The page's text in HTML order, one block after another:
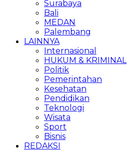
Surabaya
Bali
MEDAN
Palembang
LAINNYA
Internasional
HUKUM & KRIMINAL
Politik
Pemerintahan
Kesehatan
Pendidikan
Teknologi
Wisata
Sport
Bisnis
REDAKSI